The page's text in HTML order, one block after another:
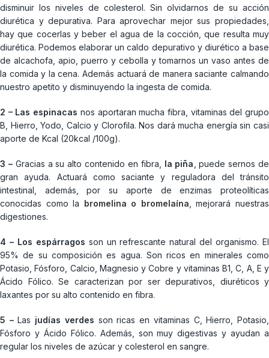
disminuir los niveles de colesterol. Sin olvidarnos de su acción
diurética y depurativa. Para aprovechar mejor sus propiedades,
hay que cocerlas y beber el agua de la cocción, que resulta muy
diurética. Podemos elaborar un caldo depurativo y diurético a base
de alcachofa, apio, puerro y cebolla y tomarnos un vaso antes de
la comida y la cena. Además actuará de manera saciante calmando
nuestro apetito y disminuyendo la ingesta de comida.
2 – Las espinacas nos aportaran mucha fibra, vitaminas del grupo
B, Hierro, Yodo, Calcio y Clorofila. Nos dará mucha energía sin casi
aporte de Kcal (20kcal /100g).
3 – Gracias a su alto contenido en fibra, la piña , puede sernos de
gran ayuda. Actuará como saciante y reguladora del tránsito
intestinal, además, por su aporte de enzimas proteolíticas
conocidas como la bromelina o bromelaína , mejorará nuestras
digestiones.
4 – Los espárragos son un refrescante natural del organismo. El
95% de su composición es agua. Son ricos en minerales como
Potasio, Fósforo, Calcio, Magnesio y Cobre y vitaminas B1, C, A, E y
Ácido Fólico. Se caracterizan por ser depurativos, diuréticos y
laxantes por su alto contenido en fibra.
5 –Las judías verdes son ricas en vitaminas C, Hierro, Potasio,
Fósforo y Ácido Fólico. Además, son muy digestivas y ayudan a
regular los niveles de azúcar y colesterol en sangre.